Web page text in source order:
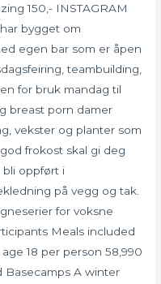
150,- INSTAGRAM
bygget om
egen bar som er åpen
teambuilding,
for bruk mandag til
breast porn damer
vekster og planter som
frokost skal gi deg
oppført i
på vegg og tak.
for voksne
Meals included
18 per person 58,990
Basecamps A winter